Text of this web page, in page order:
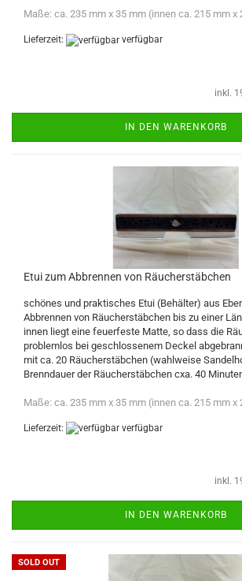
Maße: ca. 235 mm x 35 mm (innen ca. 215 mm x
Lieferzeit: verfügbar
inkl.
IN DEN WARENKORB
Etui zum Abbrennen von Räucherstäbchen
schönes und praktisches Etui (Behälter) aus
Abbrennen von Räucherstäbchen bis zu einer
innen liegt eine feuerfeste Matte, so dass die
problemlos bei geschlossenem Deckel
mit ca. 20 Räucherstäbchen (wahlweise
Brenndauer der Räucherstäbchen cxa. 40
Maße: ca. 235 mm x 35 mm (innen ca. 215 mm x
Lieferzeit: verfügbar
inkl.
IN DEN WARENKORB
SOLD OUT